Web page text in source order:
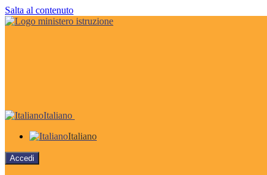
Salta al contenuto
Italiano
Italiano
Accedi